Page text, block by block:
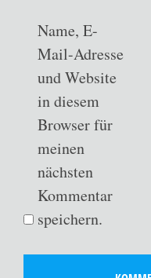
Name, E-
Mail-Adresse
und Website
in diesem
Browser für
meinen
nächsten
Kommentar
speichern.